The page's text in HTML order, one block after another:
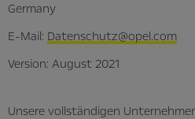
Germany
E-Mail: Datenschutz@opel.com
Version: August 2021
Unsere vollständigen